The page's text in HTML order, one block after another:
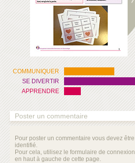
COMMUNIQUER
SE DIVERTIR
APPRENDRE
Poster un commentaire
Pour poster un commentaire vous devez être
identifié.
Pour cela, utilisez le formulaire de connexion
en haut à gauche de cette page.